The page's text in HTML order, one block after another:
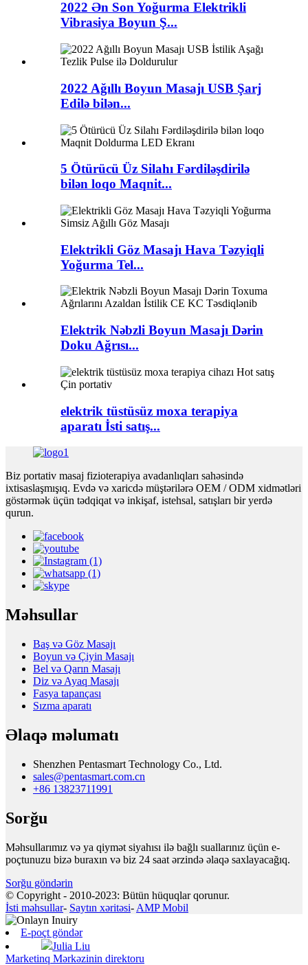
2022 Ən Son Yoğurma Elektrikli
Vibrasiya Boyun Ş...
2022 Ağıllı Boyun Masajı USB Şarj
Edilə bilən...
5 Ötürücü Üz Silahı Fərdiləşdirilə
bilən loqo Maqnit...
Elektrikli Göz Masajı Hava Təzyiqli
Yoğurma Tel...
Elektrik Nəbzli Boyun Masajı Dərin
Doku Ağrısı...
elektrik tüstüsüz moxa terapiya
aparatı İsti satış...
Biz portativ masaj fizioterapiya avadanlıqları sahəsində
ixtisaslaşmışıq. Evdə və xaricdə müştərilərə OEM / ODM xidmətləri
göstərmək üçün tədqiqat və inkişaf, istehsal, satışları bir yerdə
qurun.
Məhsullar
Baş və Göz Masajı
Boyun və Çiyin Masajı
Bel və Qarın Masajı
Diz və Ayaq Masajı
Fasya tapançası
Sızma aparatı
Əlaqə məlumatı
Shenzhen Pentasmart Technology Co., Ltd.
sales@pentasmart.com.cn
+86 13823711991
Sorğu
Məhsullarımız və ya qiymət siyahısı ilə bağlı suallarınız üçün e-
poçtunuzu bizə buraxın və biz 24 saat ərzində əlaqə saxlayacağıq.
Sorğu göndərin
© Copyright - 2010-2023: Bütün hüquqlar qorunur.
İsti məhsullar- Saytın xəritəsi- AMP Mobil
E-poçt göndər
Julia Liu
Marketinq Mərkəzinin direktoru